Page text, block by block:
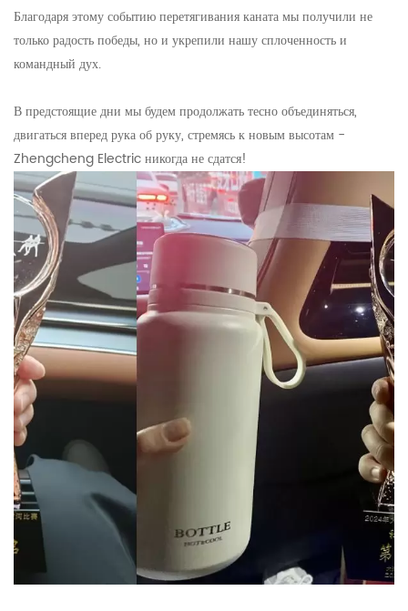
Благодаря этому событию перетягивания каната мы получили не
только радость победы, но и укрепили нашу сплоченность и
командный дух.
В предстоящие дни мы будем продолжать тесно объединяться,
двигаться вперед рука об руку, стремясь к новым высотам -
Zhengcheng Electric никогда не сдатся!